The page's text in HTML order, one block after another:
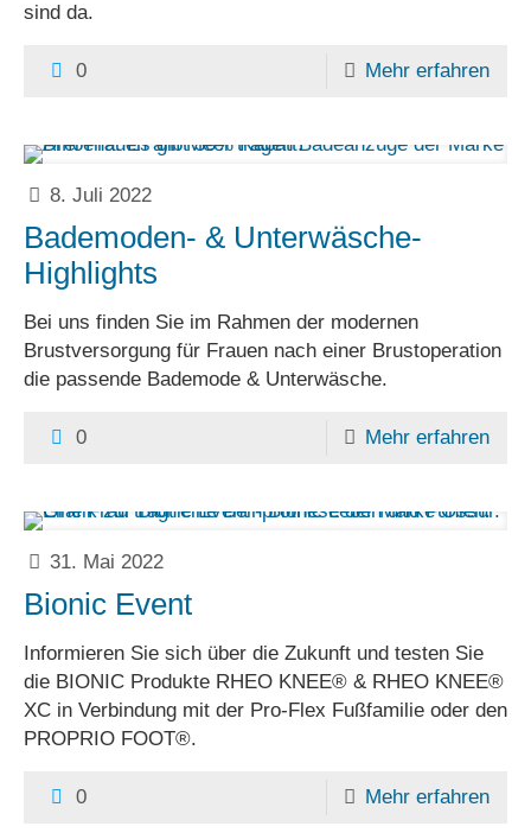
sind da.
0 Mehr erfahren
8. Juli 2022
Bademoden- & Unterwäsche-
Highlights
Bei uns finden Sie im Rahmen der modernen
Brustversorgung für Frauen nach einer Brustoperation
die passende Bademode & Unterwäsche.
0 Mehr erfahren
31. Mai 2022
Bionic Event
Informieren Sie sich über die Zukunft und testen Sie
die BIONIC Produkte RHEO KNEE® & RHEO KNEE®
XC in Verbindung mit der Pro-Flex Fußfamilie oder den
PROPRIO FOOT®.
0 Mehr erfahren